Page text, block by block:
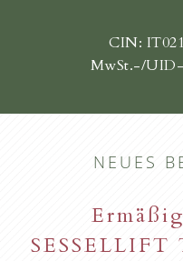
CIN:
MwSt.-/UID-
NEUES